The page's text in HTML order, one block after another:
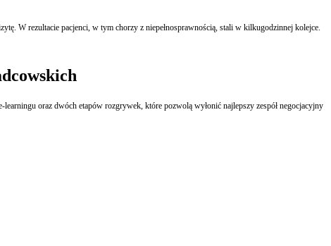
W rezultacie pacjenci, w tym chorzy z niepełnosprawnością, stali w kilkugodzinnej kolejce.
oraz dwóch etapów rozgrywek, które pozwolą wyłonić najlepszy zespół negocjacyjny